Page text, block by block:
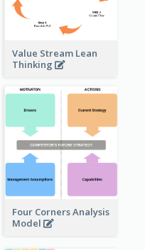
Value Stream Lean
Thinking
Four Corners Analysis
Model